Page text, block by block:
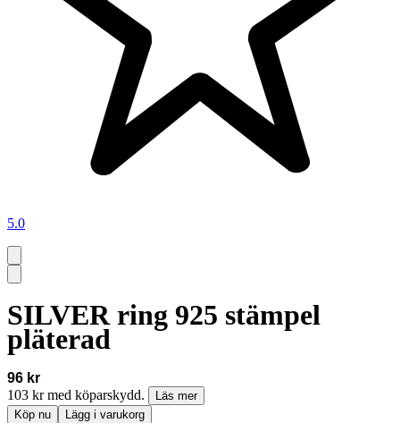
5.0
SILVER ring 925 stämpel
pläterad
96 kr
103 kr med köparskydd.
Läs mer
Köp nu
Lägg i varukorg